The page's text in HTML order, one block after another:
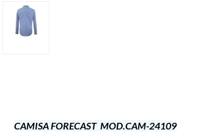
CAMISA FORECAST MOD.CAM-24109